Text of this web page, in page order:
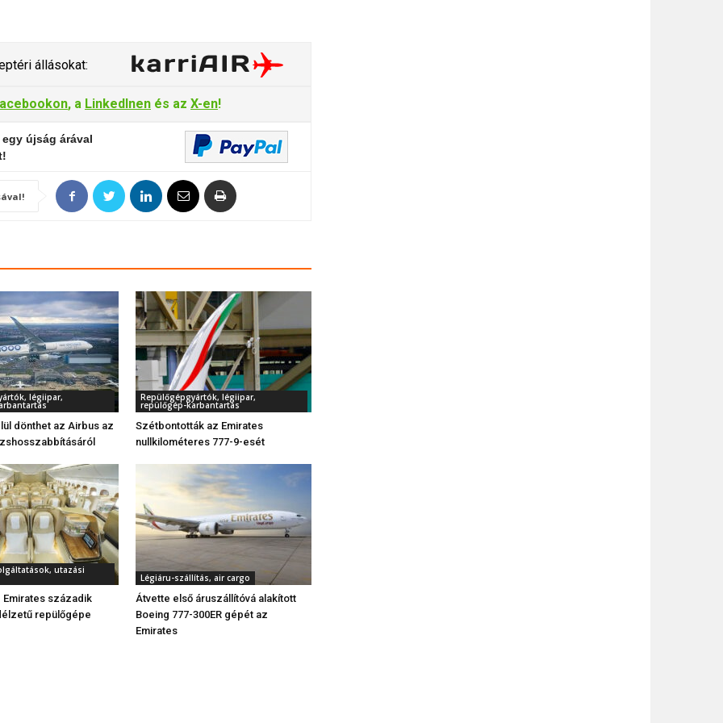
állásokat:
, a LinkedInen és az X-en!
újság árával
légiipar,
dönthet az Airbus az
Repülőgépgyártók, légiipar,
repülőgép-karbantartás
Szétbontották az Emirates
nullkilométeres 777-9-esét
utazási
Emirates századik
repülőgépe
Légiáru-szállítás, air cargo
Átvette első áruszállítóvá alakított
Boeing 777-300ER gépét az
Emirates